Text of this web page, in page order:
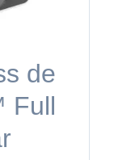
de
Full